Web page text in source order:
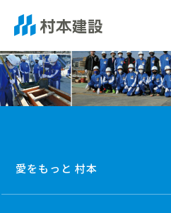
愛をもっと 村本